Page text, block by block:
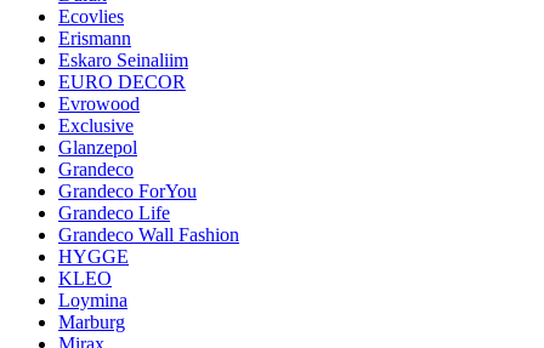
Ecovlies
Erismann
Eskaro Seinaliim
EURO DECOR
Evrowood
Exclusive
Glanzepol
Grandeco
Grandeco ForYou
Grandeco Life
Grandeco Wall Fashion
HYGGE
KLEO
Loymina
Marburg
Mirax